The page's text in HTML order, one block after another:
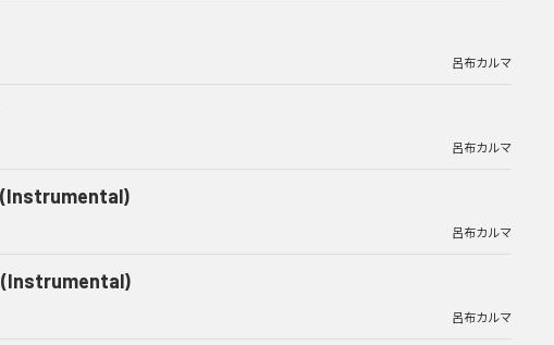
呂布カルマ
呂布カルマ
呂布カルマ
呂布カルマ